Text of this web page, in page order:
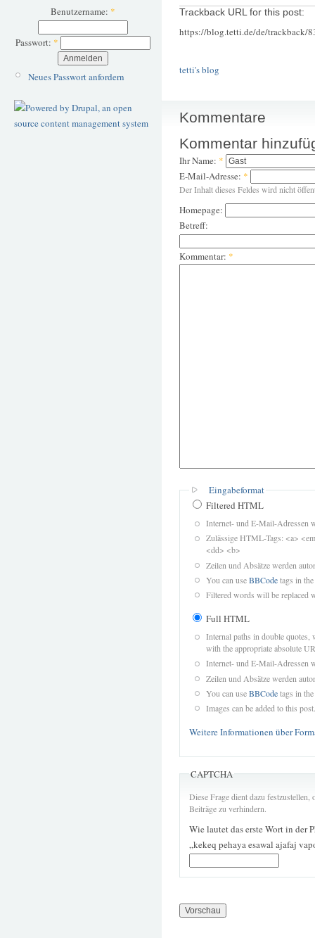
Benutzername: *
Passwort: *
Neues Passwort anfordern
Trackback URL for this post:
https://blog.tetti.de/de/trackback/
tetti's blog
Kommentare
Kommentar
Ihr Name: *
E-Mail-Adresse: *
Der Inhalt dieses Feldes wird nicht
Homepage:
Betreff:
Kommentar: *
Eingabeformat
Filtered HTML
Internet- und E-Mail-Adressen
Zulässige HTML-Tags: <a>
<dd> <b>
Zeilen und Absätze werden
You can useBBCodetags in
Filtered words will be replaced
Full HTML
Internal paths in double quotes,
with the appropriate absolute
Internet- und E-Mail-Adressen
Zeilen und Absätze werden
You can useBBCodetags in
Images can be added to this post.
Weitere Informationen über
CAPTCHA
Diese Frage dient dazu
Beiträge zu verhindern.
Wie lautet das erste Wort in der
„kekeq pehaya esawal ajafaj